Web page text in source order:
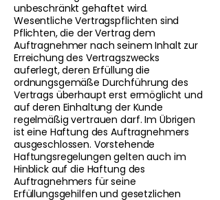
unbeschränkt gehaftet wird.
Wesentliche Vertragspflichten sind
Pflichten, die der Vertrag dem
Auftragnehmer nach seinem Inhalt zur
Erreichung des Vertragszwecks
auferlegt, deren Erfüllung die
ordnungsgemäße Durchführung des
Vertrags überhaupt erst ermöglicht und
auf deren Einhaltung der Kunde
regelmäßig vertrauen darf. Im Übrigen
ist eine Haftung des Auftragnehmers
ausgeschlossen. Vorstehende
Haftungsregelungen gelten auch im
Hinblick auf die Haftung des
Auftragnehmers für seine
Erfüllungsgehilfen und gesetzlichen